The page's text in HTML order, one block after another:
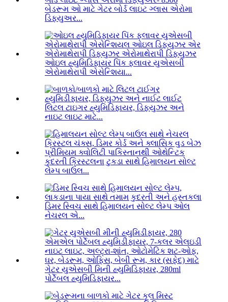
બેડરૂમ ઓ માટે ગેટર બોર્ડ લાઇટ ગ્લાસ એરોમા
ડિફ્યુઅર...
ઓઇલ હ્યુમિડિફાયર પિંક ફ્લાવર યુએસબી
એરોમાથેરાપી એસેન્શિયા...
લિટલ ટાઇગર હ્યુમિડિફાયર, ડિફ્યુઝર અને
નાઇટ લાઇટ માટે...
કુદરતી ક્રિસ્ટલના ટુકડા સાથે હિમાલયન સોલ્ટ
લેમ્પ બાઉલ...
ડિમર સ્વિચ સાથે હિમાલયન સોલ્ટ લેમ્પ ઓલ
નેચરલ એ...
ગેટર યુએસબી મિની હ્યુમિડિફાયર, 280ml
પોર્ટેબલ હ્યુમિડિફાયર...